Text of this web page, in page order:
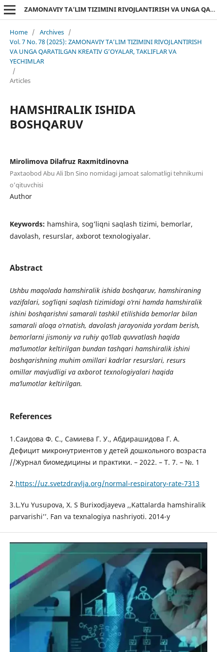
ZAMONAVIY TA’LIM TIZIMINI RIVOJLANTIRISH VA UNGA QARATILGAN KREATIV G’OYALAR, TAKLIFLAR VA YECHIMLAR
Home / Archives /
Vol. 7 No. 78 (2025): ZAMONAVIY TA’LIM TIZIMINI RIVOJLANTIRISH
VA UNGA QARATILGAN KREATIV G’OYALAR, TAKLIFLAR VA
YECHIMLAR
/
Articles
HAMSHIRALIK ISHIDA
BOSHQARUV
Mirolimova Dilafruz Raxmitdinovna
Paxtaobod Abu Ali Ibn Sino nomidagi jamoat salomatligi tehnikumi
o’qituvchisi
Author
Keywords: hamshira, sog’liqni saqlash tizimi, bemorlar,
davolash, resurslar, axborot texnologiyalar.
Abstract
Ushbu maqolada hamshiralik ishida boshqaruv, hamshiraning
vazifalari, sog’liqni saqlash tizimidagi o’rni hamda hamshiralik
ishini boshqarishni samarali tashkil etilishida bemorlar bilan
samarali aloqa o’rnatish, davolash jarayonida yordam berish,
bemorlarni jismoniy va ruhiy qo’llab quvvatlash haqida
ma’lumotlar keltirilgan bundan tashqari hamshiralik ishini
boshqarishning muhim omillari kadrlar resurslari, resurs
omillar mavjudligi va axborot texnologiyalari haqida
ma’lumotlar keltirilgan.
References
1.Саидова Ф. С., Самиева Г. У., Абдирашидова Г. А.
Дефицит микронутриентов у детей дошкольного возраста
//Журнал биомедицины и практики. – 2022. – Т. 7. – №. 1
2.https://uz.svetzdravlja.org/normal-respiratory-rate-7313
3.L.Yu Yusupova, X. S Burixodjayeva ,,Kattalarda hamshiralik
parvarishi’’. Fan va texnalogiya nashriyoti. 2014-y